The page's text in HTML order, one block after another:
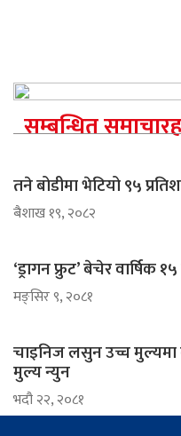
सम्बन्धित
तने बोडीमा भेटियो ९५
ब‌ैशाख १९, २०८२
‘ड्रागन फ्रुट’ बेचेर वार्षिक
मङ्सिर ९, २०८१
चाइनिज लसुन उच्च मुल्यमा
मुल्य न्युन
भदौ २२, २०८१